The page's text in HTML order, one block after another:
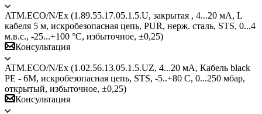
ATM.ECO/N/Ex (1.89.55.17.05.1.5.U, закрытая , 4...20 мА, L
кабеля 5 м, искробезопасная цепь, PUR, нерж. сталь, STS, 0...4
м.в.с., -25...+100 °C, избыточное, ±0,25)
Консультация
ATM.ECO/N/Ex (1.02.56.13.05.1.5.UZ, 4...20 мА, Кабель black
PE - 6M, искробезопасная цепь, STS, -5..+80 С, 0...250 мбар,
открытый, избыточное, ±0,25)
Консультация